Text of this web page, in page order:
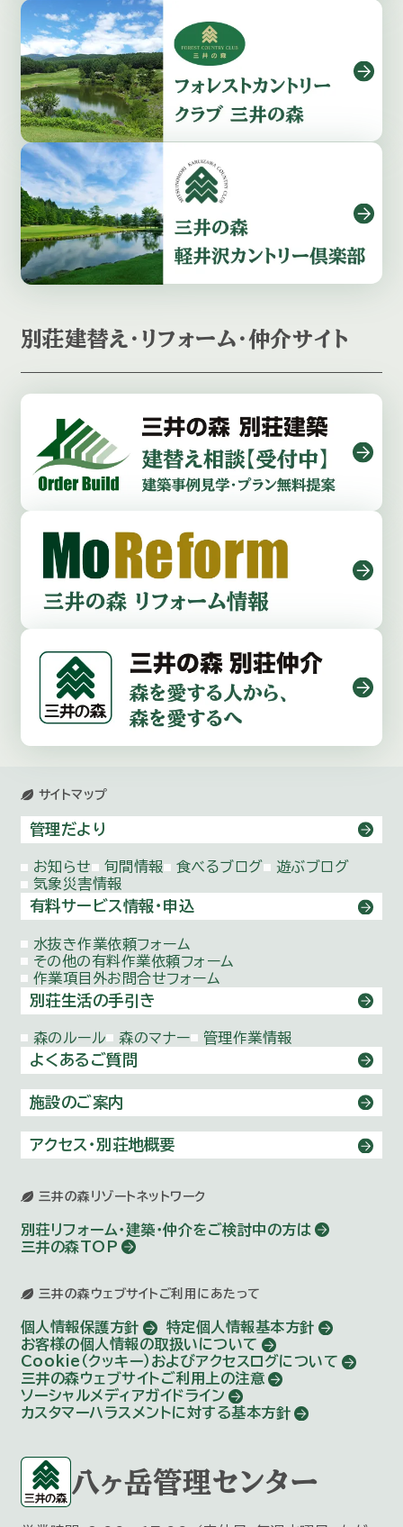
別荘建替え・リフォーム・仲介サイト
サイトマップ
管理だより
お知らせ 旬間情報 食べるブログ
遊ぶブログ
気象災害情報
有料サービス情報・申込
水抜き作業依頼フォーム
その他の有料作業依頼フォーム
作業項目外お問合せフォーム
別荘生活の手引き
森のルール 森のマナー 管理作業情報
よくあるご質問
施設のご案内
アクセス・別荘地概要
三井の森リゾートネットワーク
別荘リフォーム・建築・仲介をご検討中の方は
三井の森TOP
三井の森ウェブサイトご利用にあたって
個人情報保護方針
特定個人情報基本方針
お客様の個人情報の取扱いについて
Cookie（クッキー）およびアクセスログについて
三井の森ウェブサイトご利用上の注意
ソーシャルメディアガイドライン
カスタマーハラスメントに対する基本方針
八ヶ岳管理センター